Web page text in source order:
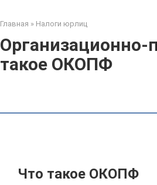
Главная » Налоги юрлиц
такое ОКОПФ
Что такое ОКОПФ